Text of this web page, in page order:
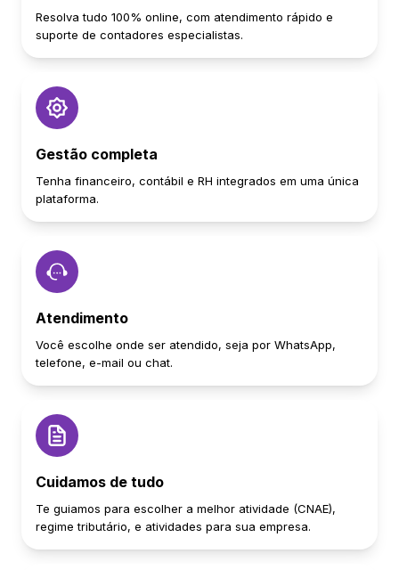
Resolva tudo 100% online, com atendimento rápido e
suporte de contadores especialistas.
Gestão completa
Tenha financeiro, contábil e RH integrados em uma única
plataforma.
Atendimento
Você escolhe onde ser atendido, seja por WhatsApp,
telefone, e-mail ou chat.
Cuidamos de tudo
Te guiamos para escolher a melhor atividade (CNAE),
regime tributário, e atividades para sua empresa.